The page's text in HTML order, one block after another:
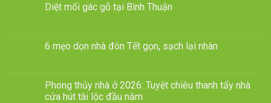
Diệt mối gác gỗ tại Bình Thuận
6 mẹo dọn nhà đón Tết gọn, sạch lại nhàn
Phong thủy nhà ở 2026: Tuyệt chiêu thanh tẩy nhà
cửa hút tài lộc đầu năm